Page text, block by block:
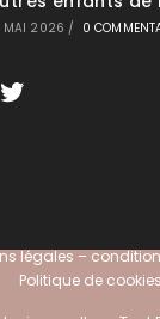
MAI 2026 / 0
Twitter
légales –
Politique de